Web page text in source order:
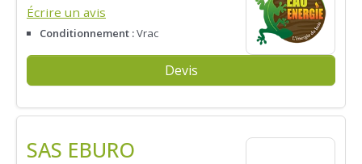
Écrire un avis
Conditionnement :Vrac
Devis
SAS EBURO